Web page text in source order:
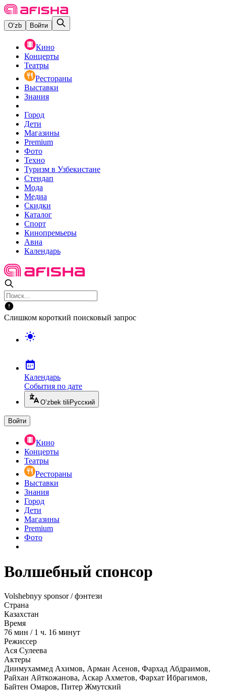
O‘zb Войти
Кино
Концерты
Театры
Рестораны
Выставки
Знания
Город
Дети
Магазины
Premium
Фото
Техно
Туризм в Узбекистане
Стендап
Мода
Медиа
Скидки
Каталог
Спорт
Кинопремьеры
Авиа
Календарь
Слишком короткий поисковый запрос
Календарь
События по дате
O’zbek tili Русский
Войти
Кино
Концерты
Театры
Рестораны
Выставки
Знания
Город
Дети
Магазины
Premium
Фото
Волшебный спонсор
Volshebnyy sponsor / фэнтези
Страна
Казахстан
Время
76 мин / 1 ч. 16 минут
Режиссер
Ася Сулеева
Актеры
Динмухаммед Ахимов, Арман Асенов, Фархад Абдраимов,
Райхан Айткожанова, Аскар Ахметов, Фархат Ибрагимов,
Байтен Омаров, Питер Жмутский